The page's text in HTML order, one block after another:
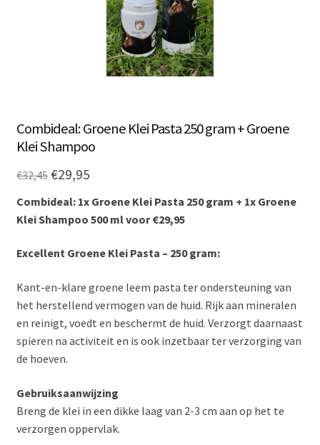
Combideal: Groene Klei Pasta 250 gram + Groene
Klei Shampoo
€32,45 Oorspronkelijke
prijs
was:
€29,95Huidige
prijs
is:
Combideal: 1x Groene Klei Pasta 250 gram + 1x Groene
Klei Shampoo 500 ml voor €29,95
Excellent Groene Klei Pasta – 250 gram:
Kant-en-klare groene leem pasta ter ondersteuning van
het herstellend vermogen van de huid. Rijk aan mineralen
en reinigt, voedt en beschermt de huid. Verzorgt daarnaast
spieren na activiteit en is ook inzetbaar ter verzorging van
de hoeven.
Gebruiksaanwijzing
Breng de klei in een dikke laag van 2-3 cm aan op het te
verzorgen oppervlak.